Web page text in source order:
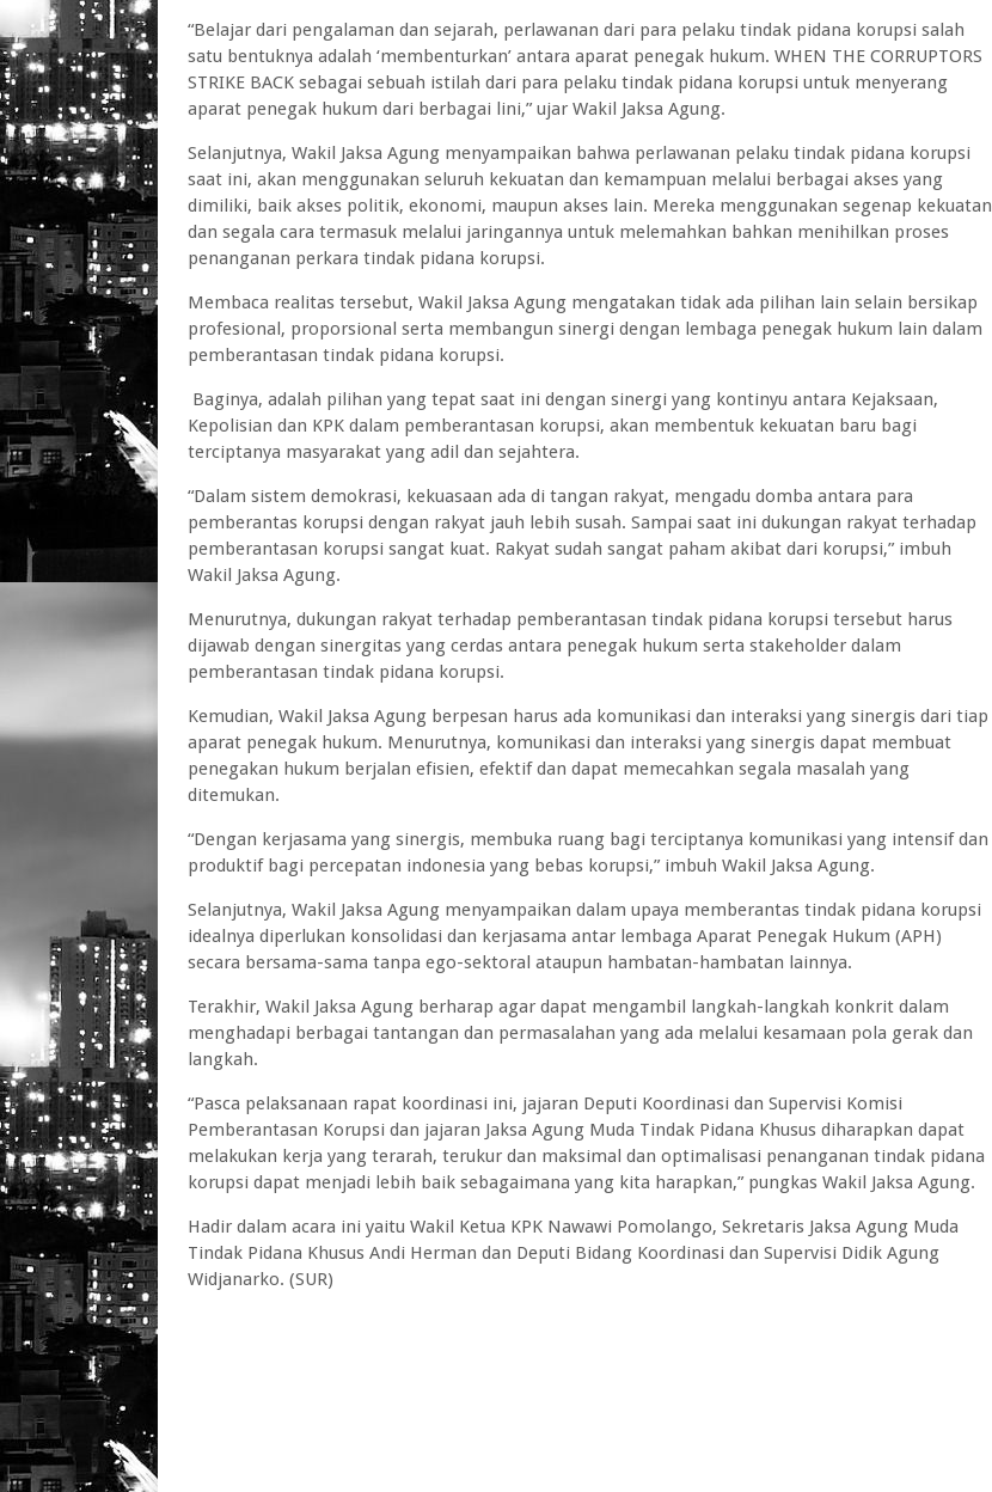
“Belajar dari pengalaman dan sejarah, perlawanan dari para pelaku tindak pidana korupsi salah
satu bentuknya adalah ‘membenturkan’ antara aparat penegak hukum. WHEN THE CORRUPTORS
STRIKE BACK sebagai sebuah istilah dari para pelaku tindak pidana korupsi untuk menyerang
aparat penegak hukum dari berbagai lini,” ujar Wakil Jaksa Agung.
Selanjutnya, Wakil Jaksa Agung menyampaikan bahwa perlawanan pelaku tindak pidana korupsi
saat ini, akan menggunakan seluruh kekuatan dan kemampuan melalui berbagai akses yang
dimiliki, baik akses politik, ekonomi, maupun akses lain. Mereka menggunakan segenap kekuatan
dan segala cara termasuk melalui jaringannya untuk melemahkan bahkan menihilkan proses
penanganan perkara tindak pidana korupsi.
Membaca realitas tersebut, Wakil Jaksa Agung mengatakan tidak ada pilihan lain selain bersikap
profesional, proporsional serta membangun sinergi dengan lembaga penegak hukum lain dalam
pemberantasan tindak pidana korupsi.
Baginya, adalah pilihan yang tepat saat ini dengan sinergi yang kontinyu antara Kejaksaan,
Kepolisian dan KPK dalam pemberantasan korupsi, akan membentuk kekuatan baru bagi
terciptanya masyarakat yang adil dan sejahtera.
“Dalam sistem demokrasi, kekuasaan ada di tangan rakyat, mengadu domba antara para
pemberantas korupsi dengan rakyat jauh lebih susah. Sampai saat ini dukungan rakyat terhadap
pemberantasan korupsi sangat kuat. Rakyat sudah sangat paham akibat dari korupsi,” imbuh
Wakil Jaksa Agung.
Menurutnya, dukungan rakyat terhadap pemberantasan tindak pidana korupsi tersebut harus
dijawab dengan sinergitas yang cerdas antara penegak hukum serta stakeholder dalam
pemberantasan tindak pidana korupsi.
Kemudian, Wakil Jaksa Agung berpesan harus ada komunikasi dan interaksi yang sinergis dari tiap
aparat penegak hukum. Menurutnya, komunikasi dan interaksi yang sinergis dapat membuat
penegakan hukum berjalan efisien, efektif dan dapat memecahkan segala masalah yang
ditemukan.
“Dengan kerjasama yang sinergis, membuka ruang bagi terciptanya komunikasi yang intensif dan
produktif bagi percepatan indonesia yang bebas korupsi,” imbuh Wakil Jaksa Agung.
Selanjutnya, Wakil Jaksa Agung menyampaikan dalam upaya memberantas tindak pidana korupsi
idealnya diperlukan konsolidasi dan kerjasama antar lembaga Aparat Penegak Hukum (APH)
secara bersama-sama tanpa ego-sektoral ataupun hambatan-hambatan lainnya.
Terakhir, Wakil Jaksa Agung berharap agar dapat mengambil langkah-langkah konkrit dalam
menghadapi berbagai tantangan dan permasalahan yang ada melalui kesamaan pola gerak dan
langkah.
“Pasca pelaksanaan rapat koordinasi ini, jajaran Deputi Koordinasi dan Supervisi Komisi
Pemberantasan Korupsi dan jajaran Jaksa Agung Muda Tindak Pidana Khusus diharapkan dapat
melakukan kerja yang terarah, terukur dan maksimal dan optimalisasi penanganan tindak pidana
korupsi dapat menjadi lebih baik sebagaimana yang kita harapkan,” pungkas Wakil Jaksa Agung.
Hadir dalam acara ini yaitu Wakil Ketua KPK Nawawi Pomolango, Sekretaris Jaksa Agung Muda
Tindak Pidana Khusus Andi Herman dan Deputi Bidang Koordinasi dan Supervisi Didik Agung
Widjanarko. (SUR)